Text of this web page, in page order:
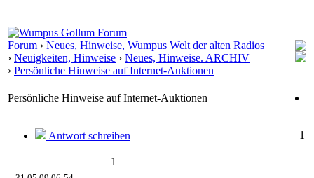
Forum › Neues, Hinweise, Wumpus Welt der alten Radios
› Neuigkeiten, Hinweise › Neues, Hinweise. ARCHIV
› Persönliche Hinweise auf Internet-Auktionen
Persönliche Hinweise auf Internet-Auktionen
Antwort schreiben 1
1